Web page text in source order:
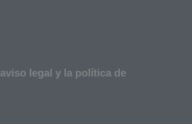
aviso legal y la política de